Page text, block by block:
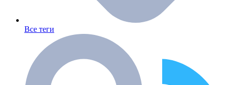
Все теги